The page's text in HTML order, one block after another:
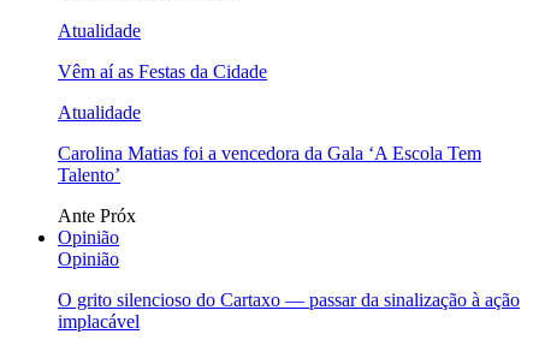
Atualidade
Vêm aí as Festas da Cidade
Atualidade
Carolina Matias foi a vencedora da Gala ‘A Escola Tem
Talento’
Ante Próx
Opinião
Opinião
O grito silencioso do Cartaxo — passar da sinalização à ação
implacável